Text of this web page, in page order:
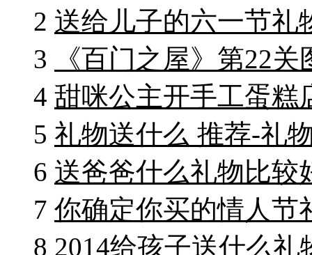
2 送给儿子的六一节礼
3
《百门之屋》第22
4 甜咪公主开手工蛋糕
5 礼物送什么 推荐-礼
6 送爸爸什么礼物比较
7 你确定你买的情人节
8 2014给孩子送什么